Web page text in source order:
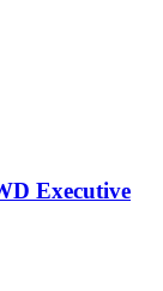
Executive